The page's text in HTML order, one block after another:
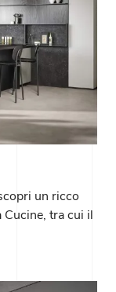
un ricco
tra cui il